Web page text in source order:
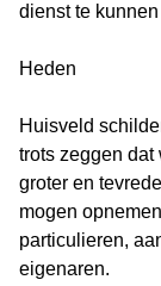
dienst te
Heden
Huisveld
trots zeggen dat
groter en
mogen
particulieren,
eigenaren.